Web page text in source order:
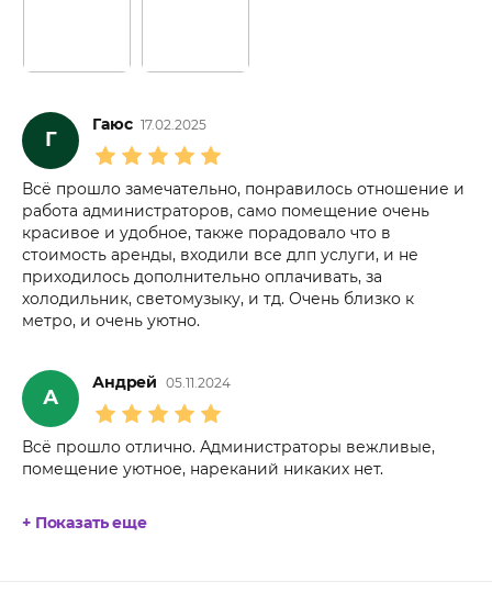
Г
Гаюс 17.02.2025
Всё прошло замечательно, понравилось отношение и
работа администраторов, само помещение очень
красивое и удобное, также порадовало что в
стоимость аренды, входили все длп услуги, и не
приходилось дополнительно оплачивать, за
холодильник, светомузыку, и тд. Очень близко к
метро, и очень уютно.
А
Андрей 05.11.2024
Всё прошло отлично. Администраторы вежливые,
помещение уютное, нареканий никаких нет.
+ Показать еще